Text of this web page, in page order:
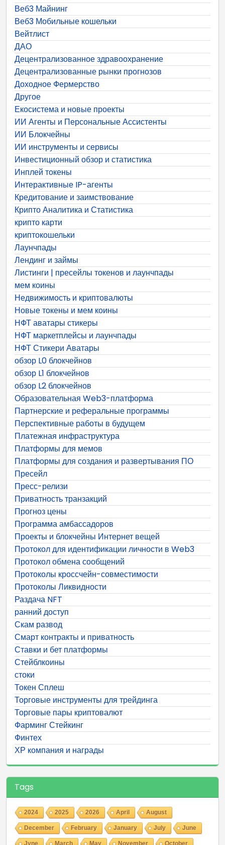
Веб3 Майнинг
Веб3 Мобильные кошельки
Вейтлист
ДАО
Децентрализованное здравоохранение
Децентрализованные рынки прогнозов
Доходное Фермерство
Другое
Екосистема и новые проекты
ИИ Агенты и Персональные Ассистенты
ИИ Блокчейны
ИИ инструменты и сервисы
Инвестиционный обзор и статистика
Инплей токены
Интерактивные IP-агенты
Кредитование и заимствование
Крипто Аналитика и Статистика
крипто карти
криптокошельки
Лаунчпады
Лендинг и займы
Листинги | пресейлы токенов и лаунчпады
мем коины
Недвижимость и криптовалюты
Новые токены и мем коины
НФТ аватары стикеры
НФТ маркетплейсы и лаунчпады
НФТ Стикери Аватары
обзор L0 блокчейнов
обзор L1 блокчейнов
обзор L2 блокчейнов
Образовательная Web3-платформа
Партнерские и реферальные программы
Перспективные работы в будущем
Платежная инфраструктура
Платформы для мемов
Платформы для создания и развертывания ПО
Пресейл
Пресс-релизи
Приватность транзакций
Прогноз цены
Программа амбассадоров
Проекты и блокчейны Интернет вещей
Протокол для идентификации личности в Web3
Протокол обмена сообщений
Протоколы кроссчейн-совместимости
Протоколы Ликвидности
Раздача NFT
ранний доступ
Скам развод
Смарт контракты и приватность
Ставки и бет платформы
Стейблкоины
стоки
Токен Сплеш
Торговые инструменты для трейдинга
Торговые пары криптовалют
Фарминг Стейкинг
Финтех
ХР компания и награды
Tags
2024 2025 2026 April August
December February January July June
Jyne March May November October